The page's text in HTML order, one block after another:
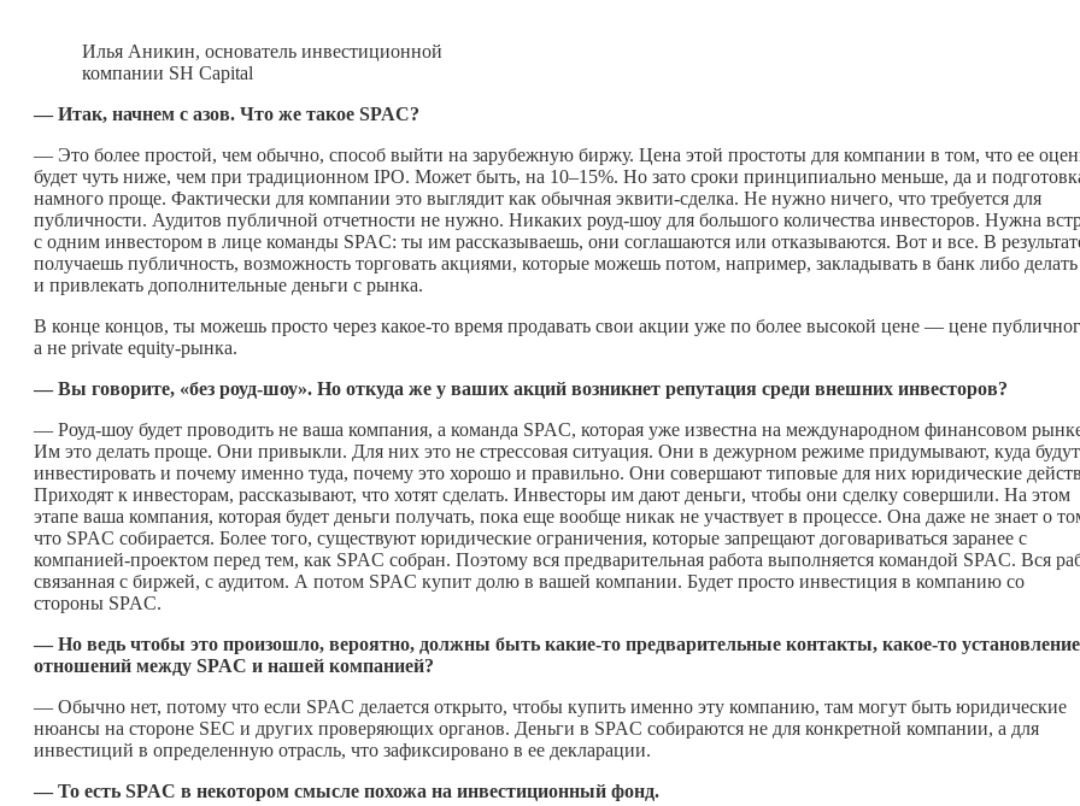
Илья Аникин, основатель инвестиционной
компании SH Capital
— Итак, начнем с азов. Что же такое SPAC?
— Это более простой, чем обычно, способ выйти на зарубежную биржу. Цена этой простоты для компании в том, что ее
будет чуть ниже, чем при традиционном IPO. Может быть, на 10–15%. Но зато сроки принципиально меньше, да и
намного проще. Фактически для компании это выглядит как обычная эквити-сделка. Не нужно ничего, что требуется для
публичности. Аудитов публичной отчетности не нужно. Никаких роуд-шоу для большого количества инвесторов. Нужна
с одним инвестором в лице команды SPAC: ты им рассказываешь, они соглашаются или отказываются. Вот и все. В
получаешь публичность, возможность торговать акциями, которые можешь потом, например, закладывать в банк либо делать
и привлекать дополнительные деньги с рынка.
В конце концов, ты можешь просто через какое-то время продавать свои акции уже по более высокой цене — цене
а не private equity-рынка.
— Вы говорите, «без роуд-шоу». Но откуда же у ваших акций возникнет репутация среди внешних инвесторов?
— Роуд-шоу будет проводить не ваша компания, а команда SPAC, которая уже известна на международном финансовом
Им это делать проще. Они привыкли. Для них это не стрессовая ситуация. Они в дежурном режиме придумывают, куда будут
инвестировать и почему именно туда, почему это хорошо и правильно. Они совершают типовые для них юридические
Приходят к инвесторам, рассказывают, что хотят сделать. Инвесторы им дают деньги, чтобы они сделку совершили. На этом
этапе ваша компания, которая будет деньги получать, пока еще вообще никак не участвует в процессе. Она даже не знает о
что SPAC собирается. Более того, существуют юридические ограничения, которые запрещают договариваться заранее с
компанией-проектом перед тем, как SPAC собран. Поэтому вся предварительная работа выполняется командой SPAC. Вся
связанная с биржей, с аудитом. А потом SPAC купит долю в вашей компании. Будет просто инвестиция в компанию со
стороны SPAC.
— Но ведь чтобы это произошло, вероятно, должны быть какие-то предварительные контакты, какое-то установление
отношений между SPAC и нашей компанией?
— Обычно нет, потому что если SPAC делается открыто, чтобы купить именно эту компанию, там могут быть юридические
нюансы на стороне SEC и других проверяющих органов. Деньги в SPAC собираются не для конкретной компании, а для
инвестиций в определенную отрасль, что зафиксировано в ее декларации.
— То есть SPAC в некотором смысле похожа на инвестиционный фонд.